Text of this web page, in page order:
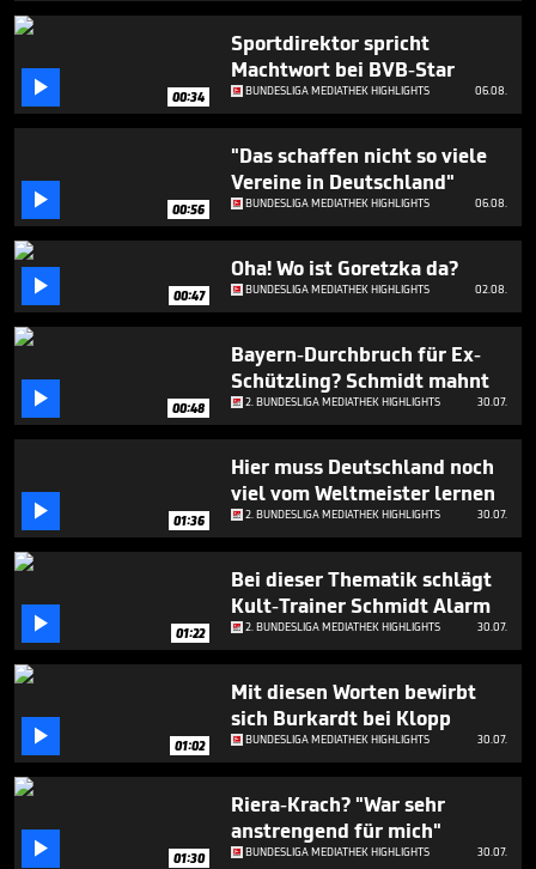
5
minutes,
seconds
 00:34
Sportdirektor spricht
Machtwort bei BVB-Star
BUNDESLIGA MEDIATHEK HIGHLIGHTS 06.08.
 00:56
"Das schaffen nicht so viele
Vereine in Deutschland"
BUNDESLIGA MEDIATHEK HIGHLIGHTS 06.08.
 00:47
Oha! Wo ist Goretzka da?
BUNDESLIGA MEDIATHEK HIGHLIGHTS 02.08.
 00:48
Bayern-Durchbruch für Ex-
Schützling? Schmidt mahnt
2. BUNDESLIGA MEDIATHEK HIGHLIGHTS 30.07.
 01:36
Hier muss Deutschland noch
viel vom Weltmeister lernen
2. BUNDESLIGA MEDIATHEK HIGHLIGHTS 30.07.
 01:22
Bei dieser Thematik schlägt
Kult-Trainer Schmidt Alarm
2. BUNDESLIGA MEDIATHEK HIGHLIGHTS 30.07.
 01:02
Mit diesen Worten bewirbt
sich Burkardt bei Klopp
BUNDESLIGA MEDIATHEK HIGHLIGHTS 30.07.
 01:30
Riera-Krach? "War sehr
anstrengend für mich"
BUNDESLIGA MEDIATHEK HIGHLIGHTS 30.07.